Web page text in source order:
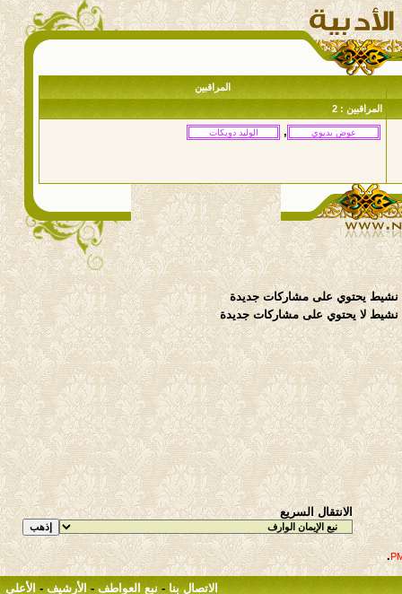
المراقبين
المراقبين : 2
,
يحتوي على مشاركات جديدة
لا يحتوي على مشاركات جديدة
الانتقال السريع
.
الاتصال بنا - نبع العواطف - الأرشيف - الأعلى